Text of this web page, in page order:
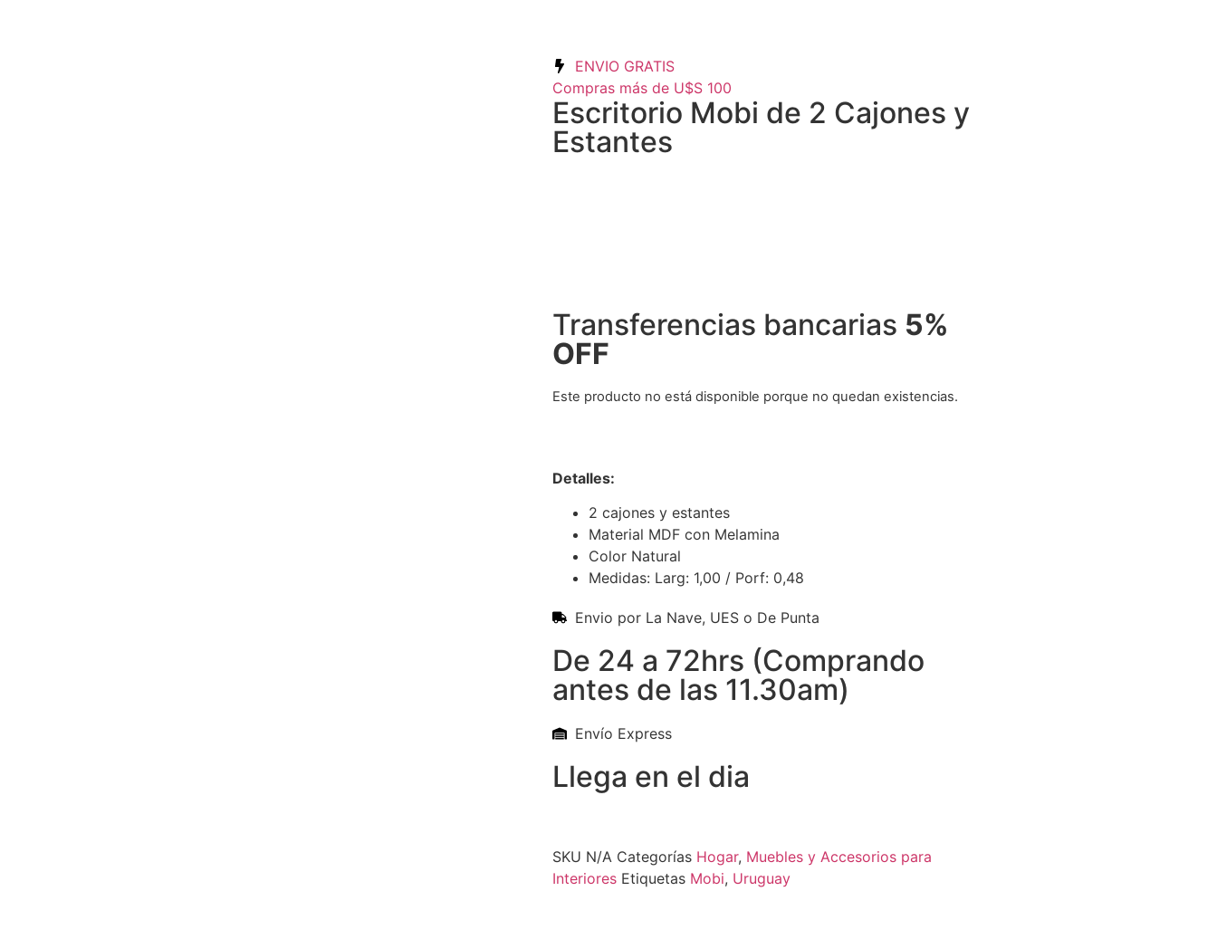
ENVIO GRATIS
Compras más de U$S 100
Escritorio Mobi de 2 Cajones y
Estantes
Transferencias bancarias 5%
OFF
Este producto no está disponible porque no quedan existencias.
Detalles:
2 cajones y estantes
Material MDF con Melamina
Color Natural
Medidas: Larg: 1,00 / Porf: 0,48
Envio por La Nave, UES o De Punta
De 24 a 72hrs (Comprando
antes de las 11.30am)
Envío Express
Llega en el dia
SKU N/A Categorías Hogar, Muebles y Accesorios para
Interiores Etiquetas Mobi, Uruguay